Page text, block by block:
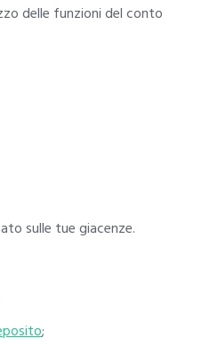
delle funzioni del conto
sulle tue giacenze.
;